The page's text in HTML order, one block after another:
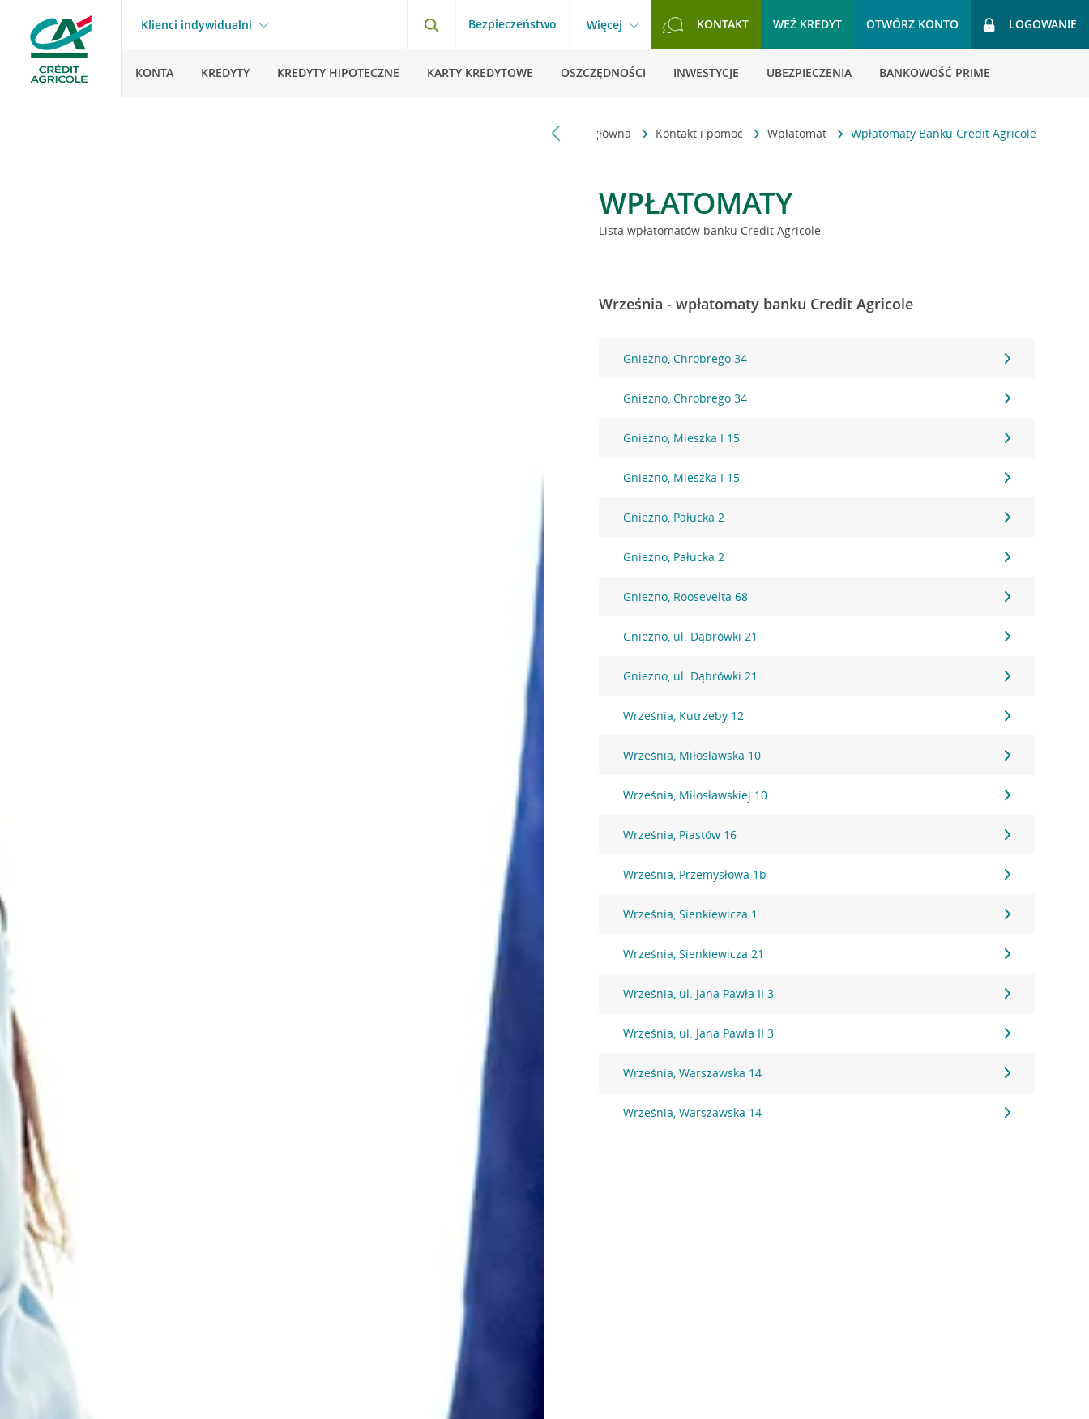
Klienci indywidualni Bezpieczeństwo Więcej KONTAKT WEŹ KREDYT OTWÓRZ KONTO LOGOWANIE
KONTA KREDYTY KREDYTY HIPOTECZNE KARTY KREDYTOWE OSZCZĘDNOŚCI INWESTYCJE UBEZPIECZENIA BANKOWOŚĆ PRIME
Strona główna Kontakt i pomoc Wpłatomat Wpłatomaty Banku Credit Agricole
WPŁATOMATY
Lista wpłatomatów banku Credit Agricole
Września - wpłatomaty banku Credit Agricole
Gniezno, Chrobrego 34
Gniezno, Chrobrego 34
Gniezno, Mieszka I 15
Gniezno, Mieszka I 15
Gniezno, Pałucka 2
Gniezno, Pałucka 2
Gniezno, Roosevelta 68
Gniezno, ul. Dąbrówki 21
Gniezno, ul. Dąbrówki 21
Września, Kutrzeby 12
Września, Miłosławska 10
Września, Miłosławskiej 10
Września, Piastów 16
Września, Przemysłowa 1b
Września, Sienkiewicza 1
Września, Sienkiewicza 21
Września, ul. Jana Pawła II 3
Września, ul. Jana Pawła II 3
Września, Warszawska 14
Września, Warszawska 14